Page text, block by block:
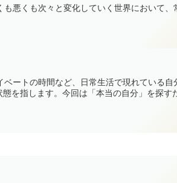
悪くも次々と変化していく世界において、
ートの時間など、日常生活で現れている自
を指します。今回は「本当の自分」を探す